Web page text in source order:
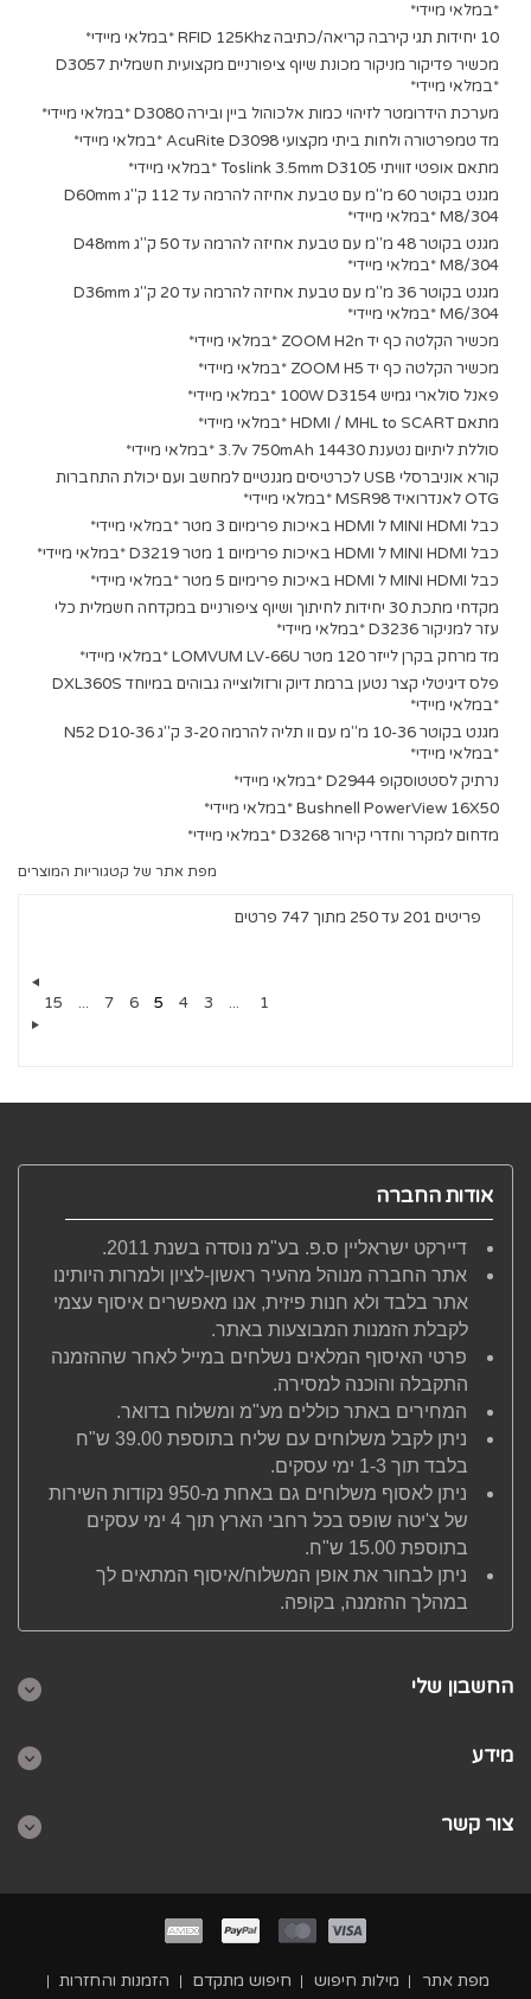
*במלאי מיידי*
10 יחידות תגי קירבה קריאה/כתיבה RFID 125Khz *במלאי מיידי*
מכשיר פדיקור מניקור מכונת שיוף ציפורניים מקצועית חשמלית D3057
*במלאי מיידי*
מערכת הידרומטר לזיהוי כמות אלכוהול ביין ובירה D3080 *במלאי מיידי*
מד טמפרטורה ולחות ביתי מקצועי AcuRite D3098 *במלאי מיידי*
מתאם אופטי זוויתי Toslink 3.5mm D3105 *במלאי מיידי*
מגנט בקוטר 60 מ"מ עם טבעת אחיזה להרמה עד 112 ק"ג D60mm
M8/304 *במלאי מיידי*
מגנט בקוטר 48 מ"מ עם טבעת אחיזה להרמה עד 50 ק"ג D48mm
M8/304 *במלאי מיידי*
מגנט בקוטר 36 מ"מ עם טבעת אחיזה להרמה עד 20 ק"ג D36mm
M6/304 *במלאי מיידי*
מכשיר הקלטה כף יד ZOOM H2n *במלאי מיידי*
מכשיר הקלטה כף יד ZOOM H5 *במלאי מיידי*
פאנל סולארי גמיש 100W D3154 *במלאי מיידי*
מתאם HDMI / MHL to SCART *במלאי מיידי*
סוללת ליתיום נטענת 3.7v 750mAh 14430 *במלאי מיידי*
קורא אוניברסלי USB לכרטיסים מגנטיים למחשב ועם יכולת התחברות
OTG לאנדרואיד MSR98 *במלאי מיידי*
כבל MINI HDMI ל HDMI באיכות פרימיום 3 מטר *במלאי מיידי*
כבל MINI HDMI ל HDMI באיכות פרימיום 1 מטר D3219 *במלאי מיידי*
כבל MINI HDMI ל HDMI באיכות פרימיום 5 מטר *במלאי מיידי*
מקדחי מתכת 30 יחידות לחיתוך ושיוף ציפורניים במקדחה חשמלית כלי
עזר למניקור D3236 *במלאי מיידי*
מד מרחק בקרן לייזר 120 מטר LOMVUM LV-66U *במלאי מיידי*
פלס דיגיטלי קצר נטען ברמת דיוק ורזולוצייה גבוהים במיוחד DXL360S
*במלאי מיידי*
מגנט בקוטר 10-36 מ"מ עם וו תליה להרמה 3-20 ק"ג N52 D10-36
*במלאי מיידי*
נרתיק לסטטוסקופ D2944 *במלאי מיידי*
Bushnell PowerView 16X50 *במלאי מיידי*
מדחום למקרר וחדרי קירור D3268 *במלאי מיידי*
מפת אתר של קטגוריות המוצרים
פריטים 201 עד 250 מתוך 747 פרטים
1
...
3
4
5
6
7
...
15
אודות החברה
דיירקט ישראליין ס.פ. בע"מ נוסדה בשנת 2011.
אתר החברה מנוהל מהעיר ראשון-לציון ולמרות היותינו
אתר בלבד ולא חנות פיזית, אנו מאפשרים איסוף עצמי
לקבלת הזמנות המבוצעות באתר.
פרטי האיסוף המלאים נשלחים במייל לאחר שההזמנה
התקבלה והוכנה למסירה.
המחירים באתר כוללים מע"מ ומשלוח בדואר.
ניתן לקבל משלוחים עם שליח בתוספת 39.00 ש"ח
בלבד תוך 1-3 ימי עסקים.
ניתן לאסוף משלוחים גם באחת מ-950 נקודות השירות
של צ'יטה שופס בכל רחבי הארץ תוך 4 ימי עסקים
בתוספת 15.00 ש"ח.
ניתן לבחור את אופן המשלוח/איסוף המתאים לך
במהלך ההזמנה, בקופה.
החשבון שלי
מידע
צור קשר
מפת אתר מילות חיפוש חיפוש מתקדם
הזמנות והחזרות